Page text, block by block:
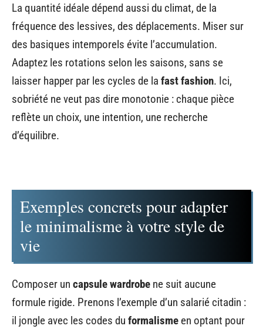
La quantité idéale dépend aussi du climat, de la
fréquence des lessives, des déplacements. Miser sur
des basiques intemporels évite l’accumulation.
Adaptez les rotations selon les saisons, sans se
laisser happer par les cycles de la fast fashion. Ici,
sobriété ne veut pas dire monotonie : chaque pièce
reflète un choix, une intention, une recherche
d’équilibre.